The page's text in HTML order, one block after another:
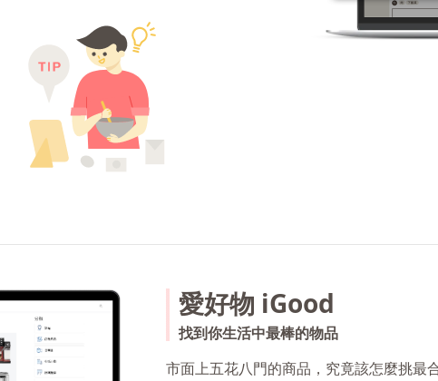
愛好物 iGood
找到你生活中最棒的物品
市面上五花八門的商品，究竟該怎麼挑最